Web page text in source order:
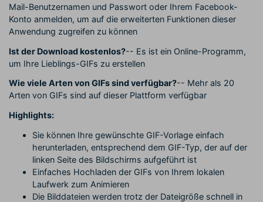
Mail-Benutzernamen und Passwort oder Ihrem Facebook-
Konto anmelden, um auf die erweiterten Funktionen dieser
Anwendung zugreifen zu können
Ist der Download kostenlos?-- Es ist ein Online-Programm,
um Ihre Lieblings-GIFs zu erstellen
Wie viele Arten von GIFs sind verfügbar?-- Mehr als 20
Arten von GIFs sind auf dieser Plattform verfügbar
Highlights:
Sie können Ihre gewünschte GIF-Vorlage einfach
herunterladen, entsprechend dem GIF-Typ, der auf der
linken Seite des Bildschirms aufgeführt ist
Einfaches Hochladen der GIFs von Ihrem lokalen
Laufwerk zum Animieren
Die Bilddateien werden trotz der Dateigröße schnell in